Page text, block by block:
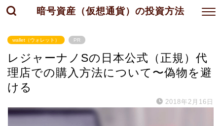
暗号資産（仮想通貨）の投資方法
wallet（ウォレット） PR
レジャーナノSの日本公式（正規）代
理店での購入方法について〜偽物を避
ける
2018年2月16日